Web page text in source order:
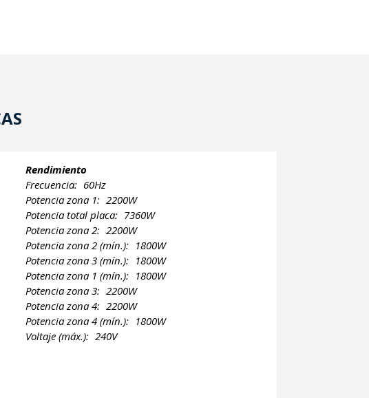
Rendimiento
Frecuencia: 60Hz
Potencia zona 1: 2200W
Potencia total placa: 7360W
Potencia zona 2: 2200W
Potencia zona 2 (mín.): 1800W
Potencia zona 3 (mín.): 1800W
Potencia zona 1 (mín.): 1800W
Potencia zona 3: 2200W
Potencia zona 4: 2200W
Potencia zona 4 (mín.): 1800W
Voltaje (máx.): 240V